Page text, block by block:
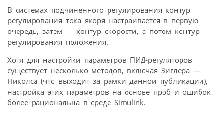
В системах подчиненного регулирования контур
регулирования тока якоря настраивается в первую
очередь, затем — контур скорости, а потом контур
регулирования положения.
Хотя для настройки параметров ПИД-регуляторов
существует несколько методов, включая Зиглера —
Николса (что выходит за рамки данной публикации),
настройка этих параметров на основе проб и ошибок
более рациональна в среде Simulink.